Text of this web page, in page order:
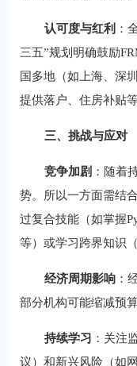
认可度与红利 ：
三五”规划明确鼓励
国多地（如上海、深
提供落户、住房补贴
三、挑战与应对
竞争加剧 ：随着
势。所以一方面需结
过复合技能（如掌握
等）或学习跨界知识
经济周期影响：
部分机构可能缩减预算
持续学习 ：关注
议）和新兴风险（如